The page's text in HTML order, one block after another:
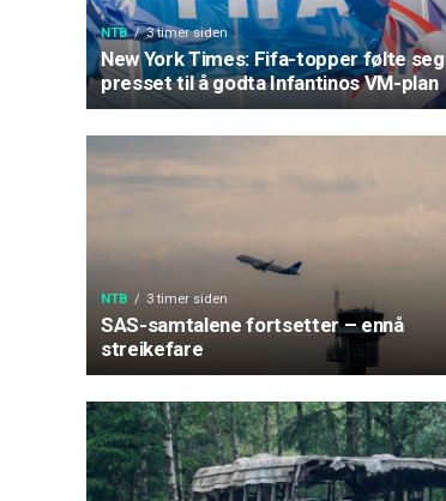
NTB 3 timer siden
New York Times: Fifa-topper følte seg
presset til å godta Infantinos VM-plan
NTB 3 timer siden
SAS-samtalene fortsetter – ennå
streikefare